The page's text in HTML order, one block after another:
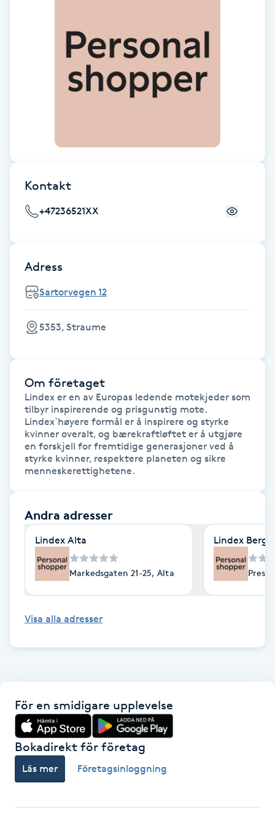
Damklippning
Extensions
Extensions borttagning
Eyeliner-tatuering
Face framing
Faceliftmassage
Fet hårbotten
Fettreducering
Fibromassage
Fillers
Fotmassage
Fotsvamp
Fotvård
Fransfärgning
Fransförlängning
Fransförlängning Megavolym
Kontakt
+47236521XX
Adress
Sartorvegen 12
5353, Straume
Om företaget
Lindex er en av Europas ledende motekjeder som
tilbyr inspirerende og prisgunstig mote.
Lindex`høyere formål er å inspirere og styrke
kvinner overalt, og bærekraftløftet er å utgjøre
en forskjell for fremtidige generasjoner ved å
styrke kvinner, respektere planeten og sikre
menneskerettighetene.
Andra adresser
Lindex Alta
Markedsgaten 21-25, Alta
Lindex
Visa alla adresser
För en smidigare upplevelse
Bokadirekt för företag
Läs mer Företagsinloggning